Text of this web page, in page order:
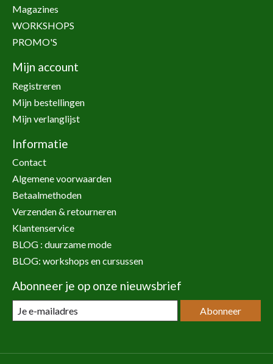
Magazines
WORKSHOPS
PROMO'S
Mijn account
Registreren
Mijn bestellingen
Mijn verlanglijst
Informatie
Contact
Algemene voorwaarden
Betaalmethoden
Verzenden & retourneren
Klantenservice
BLOG : duurzame mode
BLOG: workshops en cursussen
Abonneer je op onze nieuwsbrief
Abonneer